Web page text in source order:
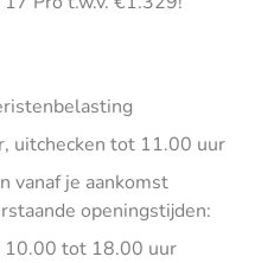
uitchecken tot 11.00 uur
vanaf je aankomst
openingstijden:
10.00 tot 18.00 uur